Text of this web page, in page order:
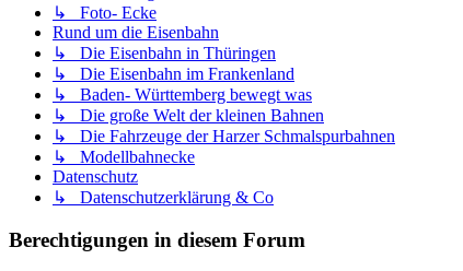
↳ Foto- Ecke
Rund um die Eisenbahn
↳ Die Eisenbahn in Thüringen
↳ Die Eisenbahn im Frankenland
↳ Baden- Württemberg bewegt was
↳ Die große Welt der kleinen Bahnen
↳ Die Fahrzeuge der Harzer Schmalspurbahnen
↳ Modellbahnecke
Datenschutz
↳ Datenschutzerklärung & Co
Berechtigungen in diesem Forum